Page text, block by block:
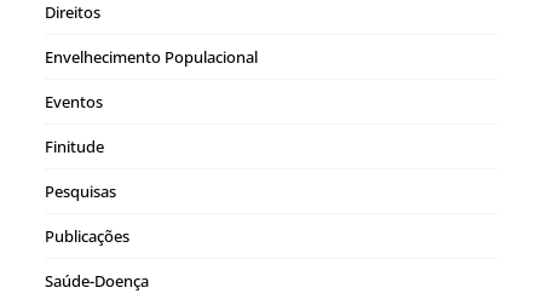
Direitos
Envelhecimento Populacional
Eventos
Finitude
Pesquisas
Publicações
Saúde-Doença